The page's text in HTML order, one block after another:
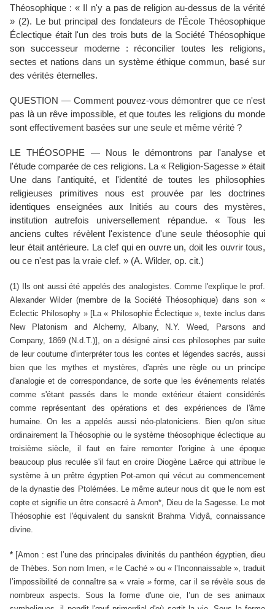
Théosophique : « II n'y a pas de religion au-dessus de la vérité
» (2). Le but principal des fondateurs de l'École Théosophique
Éclectique était l'un des trois buts de la Société Théosophique
son successeur moderne : réconcilier toutes les religions,
sectes et nations dans un système éthique commun, basé sur
des vérités éternelles.
QUESTION — Comment pouvez-vous démontrer que ce n'est
pas là un rêve impossible, et que toutes les religions du monde
sont effectivement basées sur une seule et même vérité ?
LE THÉOSOPHE — Nous le démontrons par l'analyse et
l'étude comparée de ces religions. La « Religion-Sagesse » était
Une dans l'antiquité, et l'identité de toutes les philosophies
religieuses primitives nous est prouvée par les doctrines
identiques enseignées aux Initiés au cours des mystères,
institution autrefois universellement répandue. « Tous les
anciens cultes révèlent l'existence d'une seule théosophie qui
leur était antérieure. La clef qui en ouvre un, doit les ouvrir tous,
ou ce n'est pas la vraie clef. » (A. Wilder, op. cit.)
(1) Ils ont aussi été appelés des analogistes. Comme l'explique le prof.
Alexander Wilder (membre de la Société Théosophique) dans son «
Eclectic Philosophy » [La « Philosophie Éclectique », texte inclus dans
New Platonism and Alchemy, Albany, N.Y. Weed, Parsons and
Company, 1869 (N.d.T.)], on a désigné ainsi ces philosophes par suite
de leur coutume d'interpréter tous les contes et légendes sacrés, aussi
bien que les mythes et mystères, d'après une règle ou un principe
d'analogie et de correspondance, de sorte que les événements relatés
comme s'étant passés dans le monde extérieur étaient considérés
comme représentant des opérations et des expériences de l'âme
humaine. On les a appelés aussi néo-platoniciens. Bien qu'on situe
ordinairement la Théosophie ou le système théosophique éclectique au
troisième siècle, il faut en faire remonter l'origine à une époque
beaucoup plus reculée s'il faut en croire Diogène Laërce qui attribue le
système à un prêtre égyptien Pot-amon qui vécut au commencement
de la dynastie des Ptolémées. Le même auteur nous dit que le nom est
copte et signifie un être consacré à Amon*, Dieu de la Sagesse. Le mot
Théosophie est l'équivalent du sanskrit Brahma Vidyâ, connaissance
divine.
* [Amon : est l’une des principales divinités du panthéon égyptien, dieu
de Thèbes. Son nom Imen, « le Caché » ou « l’Inconnaissable », traduit
l’impossibilité de connaître sa « vraie » forme, car il se révèle sous de
nombreux aspects. Sous la forme d'une oie, l’un de ses animaux